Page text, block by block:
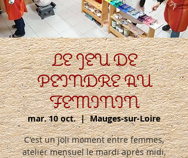
LE JEU DE
PEINDRE AU
FEMININ
mar. 10 oct.
  |
Mauges-sur-Loire
C'est un joli moment entre femmes,
atelier mensuel le mardi après midi,